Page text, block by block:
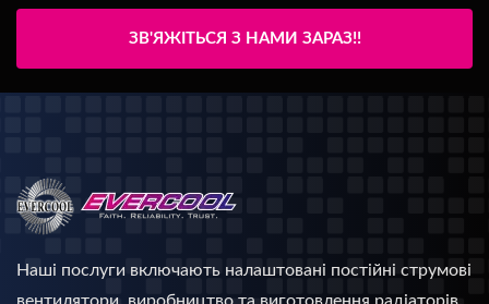
ЗВ'ЯЖІТЬСЯ З НАМИ ЗАРАЗ!!
Наші послуги включають налаштовані постійні струмові
вентилятори, виробництво та виготовлення радіаторів.